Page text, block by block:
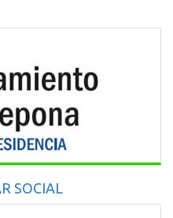
SOCIAL